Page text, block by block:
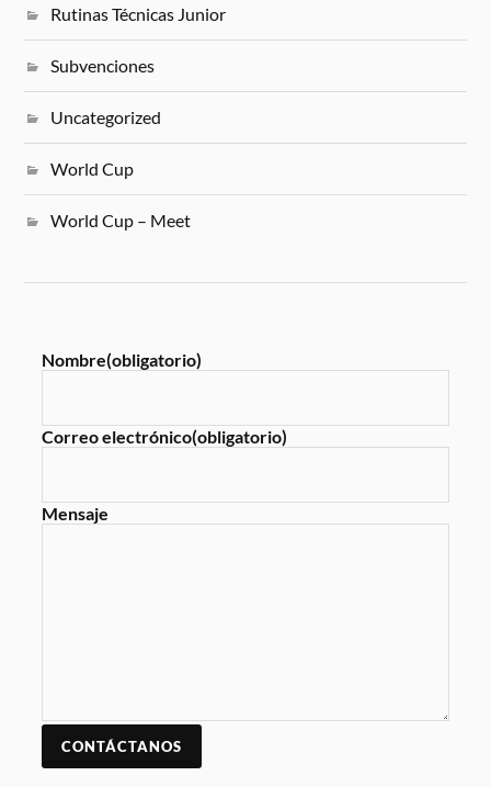
Rutinas Técnicas Junior
Subvenciones
Uncategorized
World Cup
World Cup – Meet
Nombre(obligatorio)
Correo electrónico(obligatorio)
Mensaje
CONTÁCTANOS